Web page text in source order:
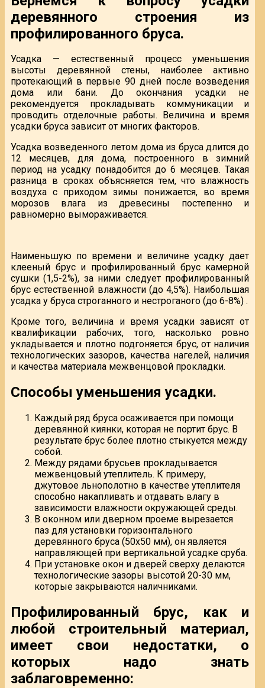
деревянного строения из
профилированного бруса.
Усадка — естественный процесс уменьшения
высоты деревянной стены, наиболее активно
протекающий в первые 90 дней после возведения
дома или бани. До окончания усадки не
рекомендуется прокладывать коммуникации и
проводить отделочные работы. Величина и время
усадки бруса зависит от многих факторов.
Усадка возведенного летом дома из бруса длится до
12 месяцев, для дома, построенного в зимний
период на усадку понадобится до 6 месяцев. Такая
разница в сроках объясняется тем, что влажность
воздуха с приходом зимы понижается, во время
морозов влага из древесины постепенно и
равномерно вымораживается.
Наименьшую по времени и величине усадку дает
клееный брус и профилированный брус камерной
сушки (1,5-2%), за ними следует профилированный
брус естественной влажности (до 4,5%). Наибольшая
усадка у бруса строганного и нестроганого (до 6-8%) .
Кроме того, величина и время усадки зависят от
квалификации рабочих, того, насколько ровно
укладывается и плотно подгоняется брус, от наличия
технологических зазоров, качества нагелей, наличия
и качества материала межвенцовой прокладки.
Способы уменьшения усадки.
Каждый ряд бруса осаживается при помощи
деревянной киянки, которая не портит брус. В
результате брус более плотно стыкуется между
собой.
Между рядами брусьев прокладывается
межвенцовый утеплитель. К примеру,
джутовое льнополотно в качестве утеплителя
способно накапливать и отдавать влагу в
зависимости влажности окружающей среды.
В оконном или дверном проеме вырезается
паз для установки горизонтального
деревянного бруса (50х50 мм), он является
направляющей при вертикальной усадке сруба.
При установке окон и дверей сверху делаются
технологические зазоры высотой 20-30 мм,
которые закрываются наличниками.
Профилированный брус, как и
любой строительный материал,
имеет свои недостатки, о
которых надо знать
заблаговременно: